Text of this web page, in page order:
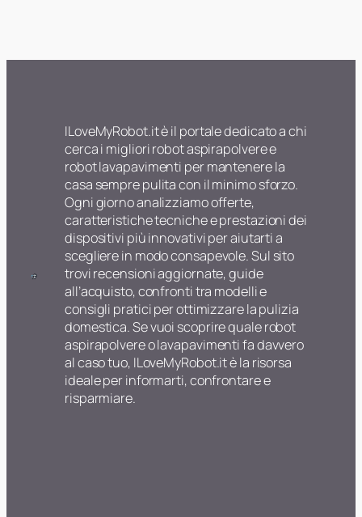
ILoveMyRobot.it è il portale dedicato a chi
cerca i migliori robot aspirapolvere e
robot lavapavimenti per mantenere la
casa sempre pulita con il minimo sforzo.
Ogni giorno analizziamo offerte,
caratteristiche tecniche e prestazioni dei
dispositivi più innovativi per aiutarti a
scegliere in modo consapevole. Sul sito
trovi recensioni aggiornate, guide
all’acquisto, confronti tra modelli e
consigli pratici per ottimizzare la pulizia
domestica. Se vuoi scoprire quale robot
aspirapolvere o lavapavimenti fa davvero
al caso tuo, ILoveMyRobot.it è la risorsa
ideale per informarti, confrontare e
risparmiare.